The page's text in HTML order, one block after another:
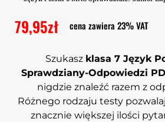
79,95zł cena zawiera 23% VAT
Szukasz klasa 7 Język
Sprawdziany-Odpowiedzi
nigdzie znaleźć razem z
Różnego rodzaju testy
znacznie większej ilości